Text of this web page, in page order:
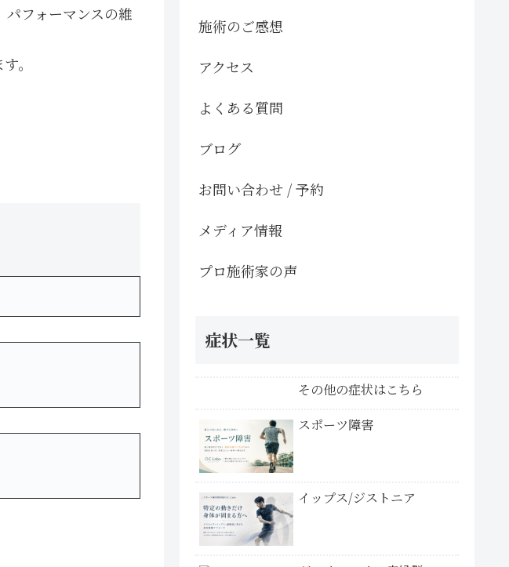
フォーマンスの維
。
施術のご感想
アクセス
よくある質問
ブログ
お問い合わせ / 予約
メディア情報
プロ施術家の声
症状一覧
その他の症状はこちら
スポーツ障害
イップス/ジストニア